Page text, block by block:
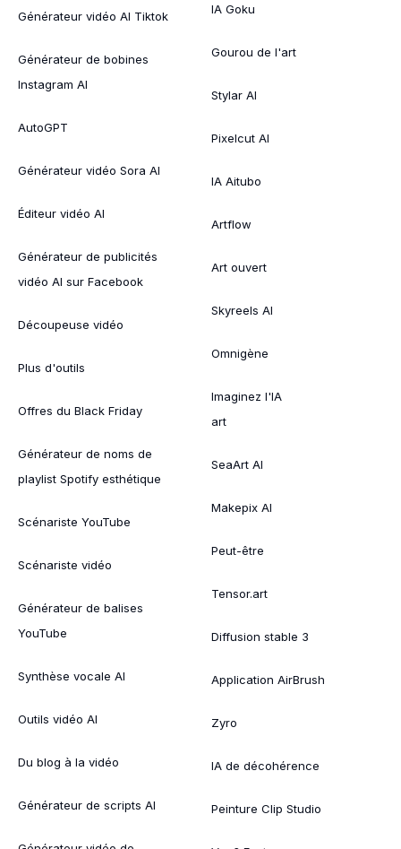
Générateur vidéo AI Tiktok
Générateur de bobines
Instagram AI
AutoGPT
Générateur vidéo Sora AI
Éditeur vidéo AI
Générateur de publicités
vidéo AI sur Facebook
Découpeuse vidéo
Plus d'outils
Offres du Black Friday
Générateur de noms de
playlist Spotify esthétique
Scénariste YouTube
Scénariste vidéo
Générateur de balises
YouTube
Synthèse vocale AI
Outils vidéo AI
Du blog à la vidéo
Générateur de scripts AI
IA Goku
Gourou de l'art
Stylar AI
Pixelcut AI
IA Aitubo
Artflow
Art ouvert
Skyreels AI
Omnigène
Imaginez l'IA
art
SeaArt AI
Makepix AI
Peut-être
Tensor.art
Diffusion stable 3
Application AirBrush
Zyro
IA de décohérence
Peinture Clip Studio